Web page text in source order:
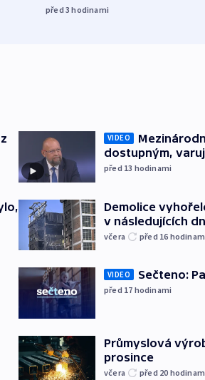
před 3hodinami
VIDEO
dostupným,
před 13 hodinami
Demolice
v následujících
včera před 16
VIDEO Sečteno:
před 17 hodinami
Průmyslová
prosince
včera před 20